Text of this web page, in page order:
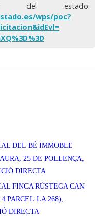
DEL BÉ IMMOBLE
25 DE POLLENÇA,
DIRECTA
FINCA RÚSTEGA CAN
PARCEL·LA 268),
DIRECTA
del estado:
es/wps/poc?